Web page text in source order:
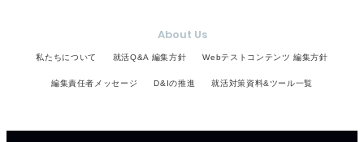
About Us
私たちについて 就活Q&A 編集方針 Webテストコンテンツ 編集方針
編集責任者メッセージ D&Iの推進 就活対策資料&ツール一覧